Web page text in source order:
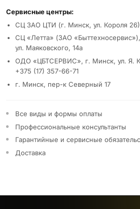
Сервисные центры:
СЦ ЗАО ЦТИ (г. Минск, ул. Короля 26)
СЦ «Летта» (ЗАО
ул. Маяковского, 14а
ОДО «ЦБТСЕРВИС», г. Минск, ул. Я.
+375 (17) 357-66-71
г. Минск, пер-к Северный 17
Все виды и формы оплаты
Профессиональные консультанты
Гарантийные и сервисные
Доставка